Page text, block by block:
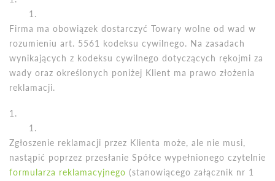
Firma ma obowiązek dostarczyć Towary wolne od wad w
rozumieniu art. 5561 kodeksu cywilnego. Na zasadach
wynikających z kodeksu cywilnego dotyczących rękojmi za
wady oraz określonych poniżej Klient ma prawo złożenia
reklamacji.
Zgłoszenie reklamacji przez Klienta może, ale nie musi,
nastąpić poprzez przesłanie Spółce wypełnionego czytelnie
formularza reklamacyjnego (stanowiącego załącznik nr 1